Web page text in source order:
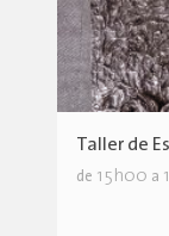
Taller de
de 15h00 a